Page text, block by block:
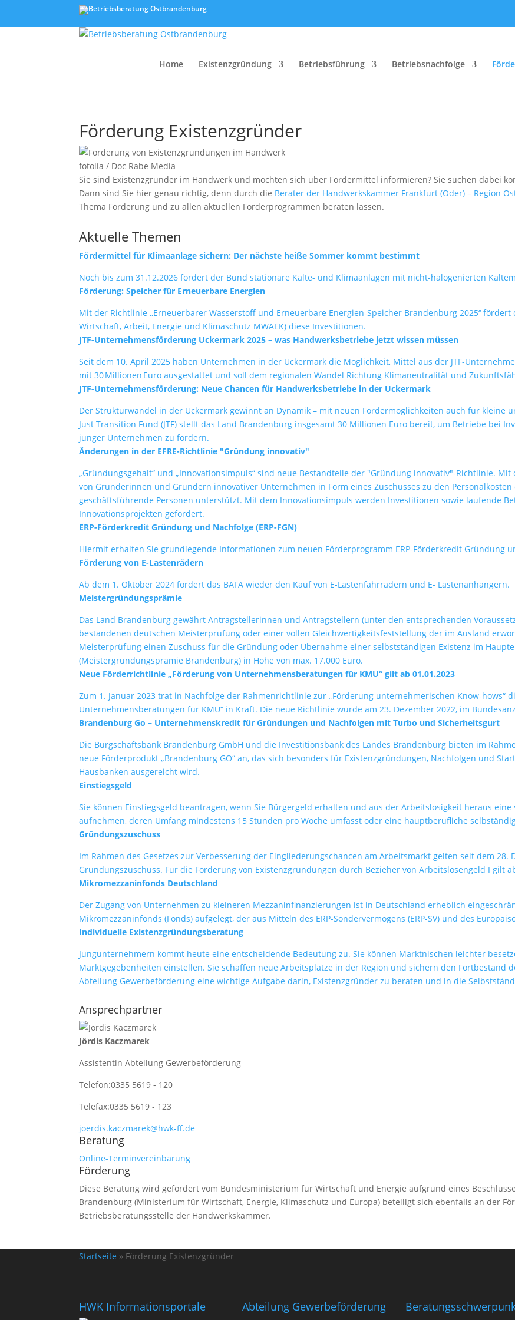
Home Existenzgründung Betriebsführung Betriebsnachfolge
Förderung Existenzgründer
fotolia / Doc Rabe Media
Sie sind Existenzgründer im Handwerk und möchten sich über Fördermittel informieren? Sie suchen dabei
Dann sind Sie hier genau richtig, denn durch die Berater der Handwerkskammer Frankfurt (Oder) – Region
Thema Förderung und zu allen aktuellen Förderprogrammen beraten lassen.
Aktuelle Themen
Fördermittel für Klimaanlage sichern: Der nächste heiße Sommer kommt bestimmt
Noch bis zum 31.12.2026 fördert der Bund stationäre Kälte- und Klimaanlagen mit nicht-halogenierten
Förderung: Speicher für Erneuerbare Energien
Mit der Richtlinie ,,Erneuerbarer Wasserstoff und Erneuerbare Energien-Speicher Brandenburg 2025‘‘
Wirtschaft, Arbeit, Energie und Klimaschutz MWAEK) diese Investitionen.
JTF-Unternehmensförderung Uckermark 2025 – was Handwerksbetriebe jetzt wissen müssen
Seit dem 10. April 2025 haben Unternehmen in der Uckermark die Möglichkeit, Mittel aus der JTF-
mit 30 Millionen Euro ausgestattet und soll dem regionalen Wandel Richtung Klimaneutralität und
JTF-Unternehmensförderung: Neue Chancen für Handwerksbetriebe in der Uckermark
Der Strukturwandel in der Uckermark gewinnt an Dynamik – mit neuen Fördermöglichkeiten auch für kleine
Just Transition Fund (JTF) stellt das Land Brandenburg insgesamt 30 Millionen Euro bereit, um Betriebe bei
junger Unternehmen zu fördern.
Änderungen in der EFRE-Richtlinie "Gründung innovativ"
„Gründungsgehalt“ und „Innovationsimpuls“ sind neue Bestandteile der "Gründung innovativ"-Richtlinie.
von Gründerinnen und Gründern innovativer Unternehmen in Form eines Zuschusses zu den
geschäftsführende Personen unterstützt. Mit dem Innovationsimpuls werden Investitionen sowie laufende
Innovationsprojekten gefördert.
ERP-Förderkredit Gründung und Nachfolge (ERP-FGN)
Hiermit erhalten Sie grundlegende Informationen zum neuen Förderprogramm ERP-Förderkredit Gründung
Förderung von E-Lastenrädern
Ab dem 1. Oktober 2024 fördert das BAFA wieder den Kauf von E-Lastenfahrrädern und E- Lastenanhängern.
Meistergründungsprämie
Das Land Brandenburg gewährt Antragstellerinnen und Antragstellern (unter den entsprechenden
bestandenen deutschen Meisterprüfung oder einer vollen Gleichwertigkeitsfeststellung der im Ausland
Meisterprüfung einen Zuschuss für die Gründung oder Übernahme einer selbstständigen Existenz im
(Meistergründungsprämie Brandenburg) in Höhe von max. 17.000 Euro.
Neue Förderrichtlinie „Förderung von Unternehmensberatungen für KMU“ gilt ab 01.01.2023
Zum 1. Januar 2023 trat in Nachfolge der Rahmenrichtlinie zur „Förderung unternehmerischen Know-hows“
Unternehmensberatungen für KMU“ in Kraft. Die neue Richtlinie wurde am 23. Dezember 2022, im
Brandenburg Go – Unternehmenskredit für Gründungen und Nachfolgen mit Turbo und Sicherheitsgurt
Die Bürgschaftsbank Brandenburg GmbH und die Investitionsbank des Landes Brandenburg bieten im
neue Förderprodukt „Brandenburg GO“ an, das sich besonders für Existenzgründungen, Nachfolgen und
Hausbanken ausgereicht wird.
Einstiegsgeld
Sie können Einstiegsgeld beantragen, wenn Sie Bürgergeld erhalten und aus der Arbeitslosigkeit heraus
aufnehmen, deren Umfang mindestens 15 Stunden pro Woche umfasst oder eine hauptberufliche
Gründungszuschuss
Im Rahmen des Gesetzes zur Verbesserung der Eingliederungschancen am Arbeitsmarkt gelten seit dem 28.
Gründungszuschuss. Für die Förderung von Existenzgründungen durch Bezieher von Arbeitslosengeld I gilt
Mikromezzaninfonds Deutschland
Der Zugang von Unternehmen zu kleineren Mezzaninfinanzierungen ist in Deutschland erheblich
Mikromezzaninfonds (Fonds) aufgelegt, der aus Mitteln des ERP-Sondervermögens (ERP-SV) und des
Individuelle Existenzgründungsberatung
Jungunternehmern kommt heute eine entscheidende Bedeutung zu. Sie können Marktnischen leichter
Marktgegebenheiten einstellen. Sie schaffen neue Arbeitsplätze in der Region und sichern den Fortbestand
Abteilung Gewerbeförderung eine wichtige Aufgabe darin, Existenzgründer zu beraten und in die
Ansprechpartner
Jördis Kaczmarek
Assistentin Abteilung Gewerbeförderung
Telefon:0335 5619 - 120
Telefax:0335 5619 - 123
joerdis.kaczmarek@hwk-ff.de
Beratung
Online-Terminvereinbarung
Förderung
Diese Beratung wird gefördert vom Bundesministerium für Wirtschaft und Energie aufgrund eines
Brandenburg (Ministerium für Wirtschaft, Energie, Klimaschutz und Europa) beteiligt sich ebenfalls an der
Betriebsberatungsstelle der Handwerkskammer.
Startseite » Förderung Existenzgründer
HWK Informationsportale Abteilung Gewerbeförderung